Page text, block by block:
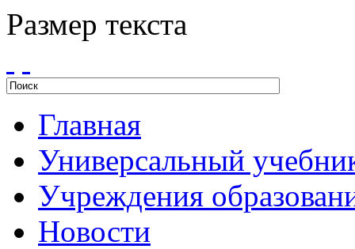
Размер текста
Главная
Универсальный
Учреждения
Новости